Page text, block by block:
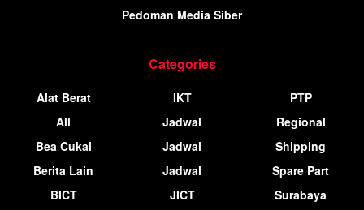
Pedoman Media Siber
Categories
Alat Berat
All
Bea Cukai
Berita Lain
BICT
IKT
Jadwal
Jadwal
Jadwal
JICT
PTP
Regional
Shipping
Spare Part
Surabaya